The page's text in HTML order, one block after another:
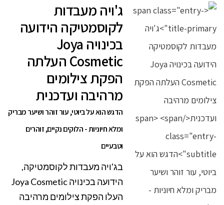
ג'ויה מעבדות
לקוסמטיקה הידועה
בכינויה Joya
Cosmetic העלתה
הפקת צילומים
מרהיבה ועדכנית
הדגש הוא על ביוטי, עור זוהר ושיער מבריק
ומלא חיוניות - הלוקים נקיים, זוהרים
וטבעיים
בג'ויה מעבדות לקוסמטיקה,
הידועה בכינויה Joya Cosmetic
העלו הפקת צילומים מרהיבה